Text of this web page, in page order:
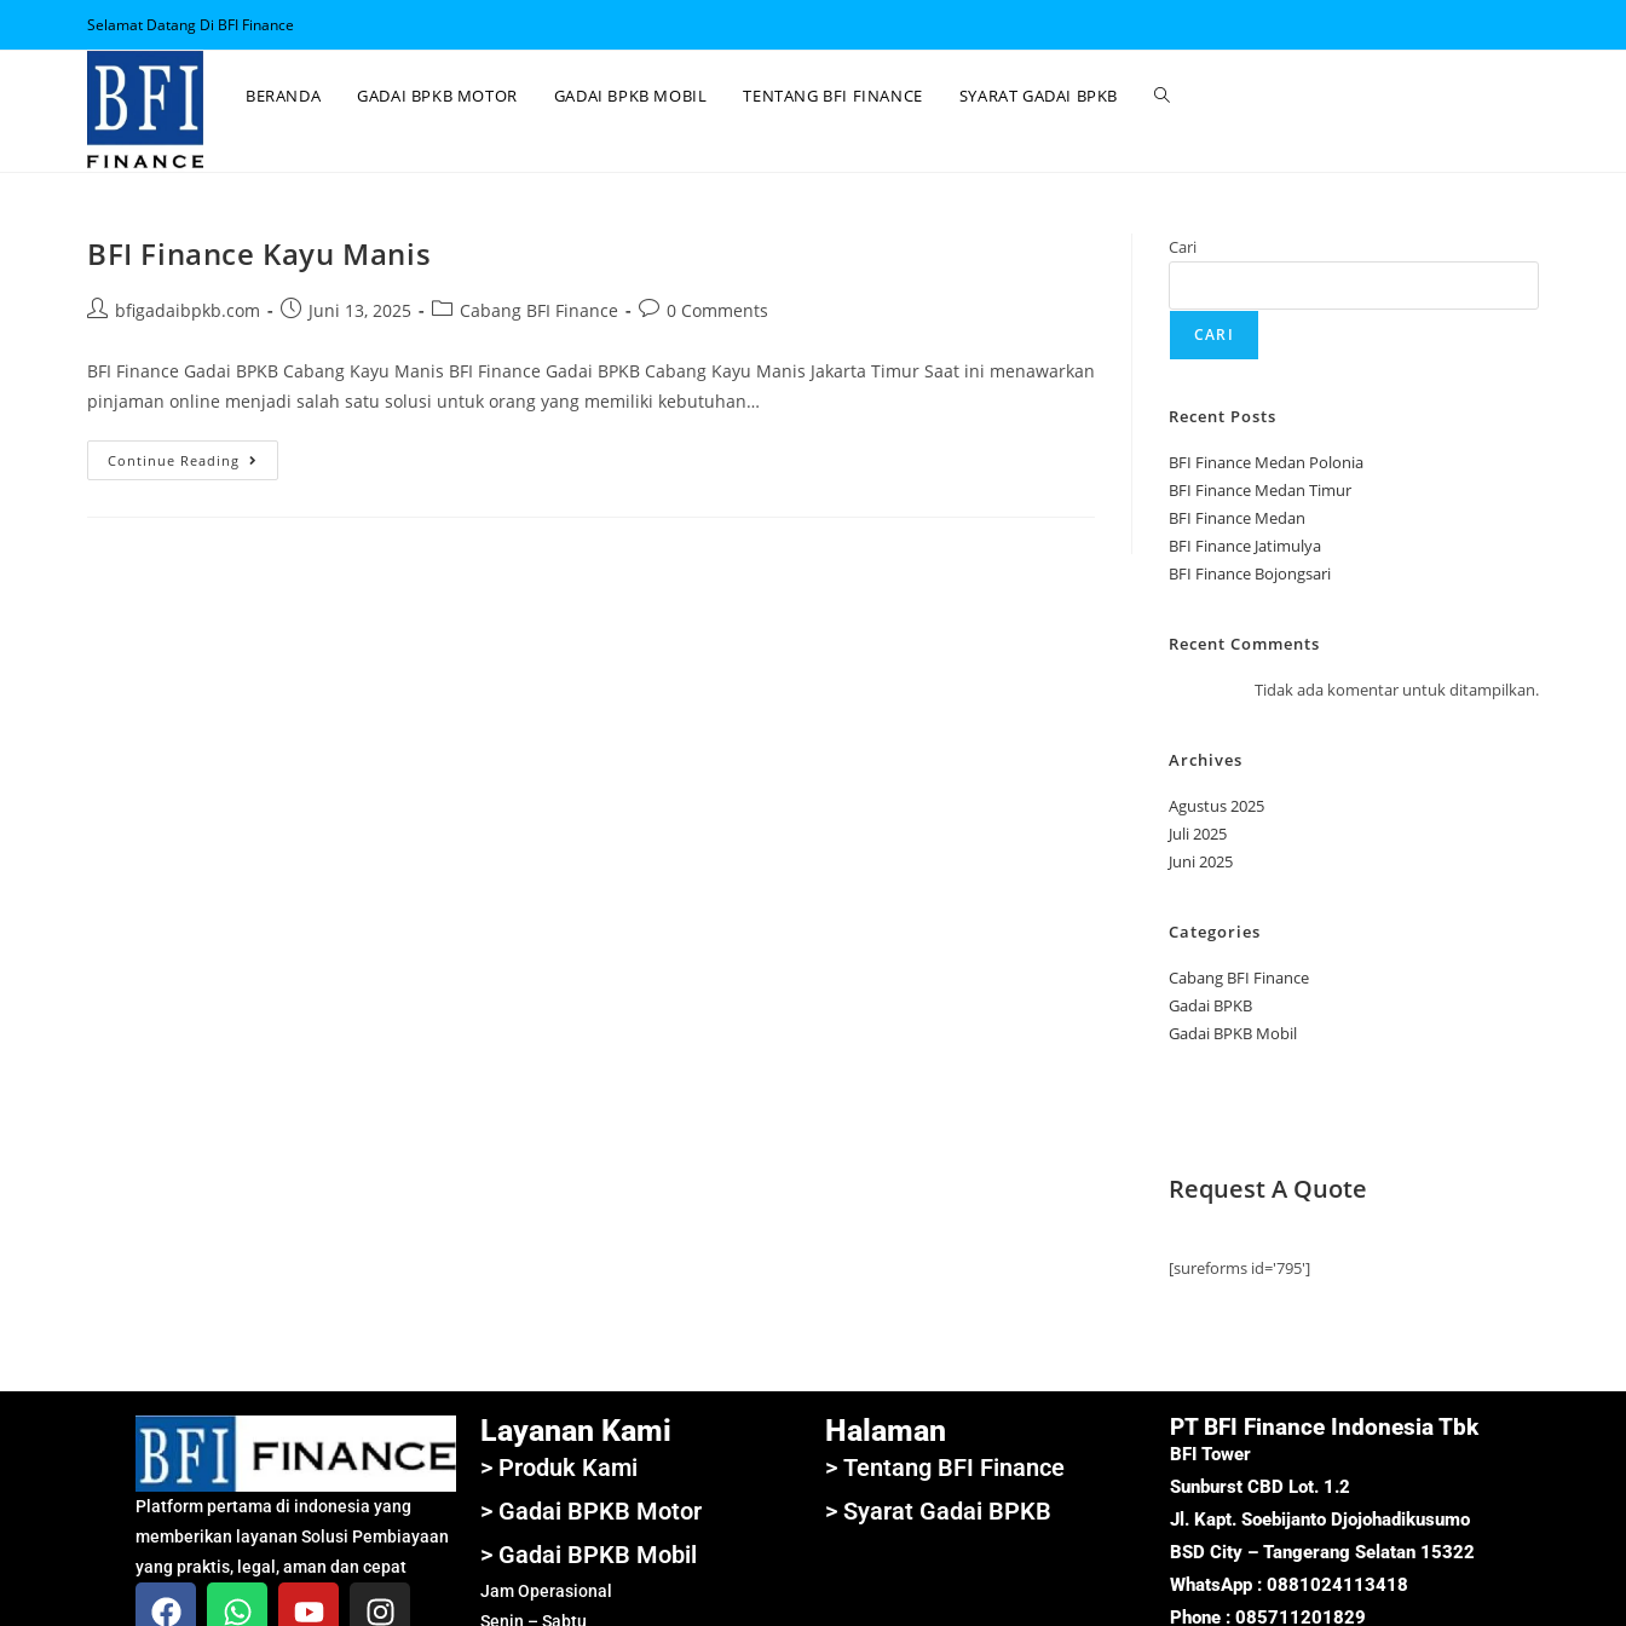
Selamat Datang Di BFI Finance
BERANDA GADAI BPKB MOTOR GADAI BPKB MOBIL TENTANG BFI FINANCE SYARAT GADAI BPKB
BFI Finance Kayu Manis
bfigadaibpkb.com Juni 13, 2025 Cabang BFI Finance 0 Comments
BFI Finance Gadai BPKB Cabang Kayu Manis BFI Finance Gadai BPKB Cabang Kayu Manis Jakarta Timur Saat ini menawarkan
pinjaman online menjadi salah satu solusi untuk orang yang memiliki kebutuhan…
Continue Reading
Cari
CARI
Recent Posts
BFI Finance Medan Polonia
BFI Finance Medan Timur
BFI Finance Medan
BFI Finance Jatimulya
BFI Finance Bojongsari
Recent Comments
Tidak ada komentar untuk ditampilkan.
Archives
Agustus 2025
Juli 2025
Juni 2025
Categories
Cabang BFI Finance
Gadai BPKB
Gadai BPKB Mobil
Request A Quote
[sureforms id='795']
Platform pertama di indonesia yang
memberikan layanan Solusi Pembiayaan
yang praktis, legal, aman dan cepat
Layanan Kami
> Produk Kami
> Gadai BPKB Motor
> Gadai BPKB Mobil
Jam Operasional
Senin – Sabtu
Halaman
> Tentang BFI Finance
> Syarat Gadai BPKB
PT BFI Finance Indonesia Tbk
BFI Tower
Sunburst CBD Lot. 1.2
Jl. Kapt. Soebijanto Djojohadikusumo
BSD City – Tangerang Selatan 15322
WhatsApp : 0881024113418
Phone : 085711201829